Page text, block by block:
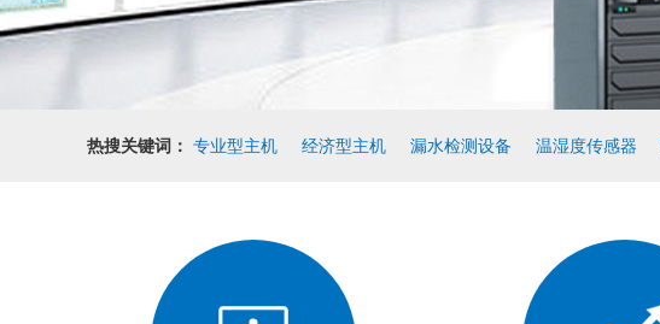
热搜关键词： 专业型主机 经济型主机 漏水检测设备 温湿度传感器